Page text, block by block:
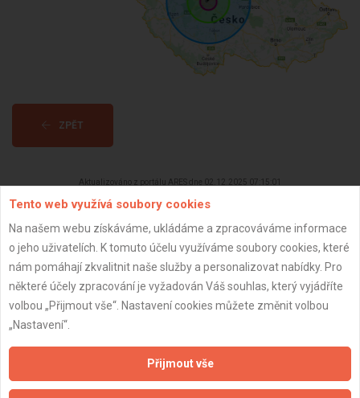
ZPĚT
Aktualizováno z portálu ARES dne 02.12.2025 07:15:01
Důležité informace
Naše firmy a řemeslníci
Zásady pro používání souborů cookie
Obchodní podmínky (zprostředkování)
Obchodní podmínky (rozpočtování)
Tento web využívá soubory cookies
Na našem webu získáváme, ukládáme a zpracováváme informace
o jeho uživatelích. K tomuto účelu využíváme soubory cookies, které
nám pomáhají zkvalitnit naše služby a personalizovat nabídky. Pro
některé účely zpracování je vyžadován Váš souhlas, který vyjádříte
volbou „Přijmout vše“. Nastavení cookies můžete změnit volbou
„Nastavení“.
Přijmout vše